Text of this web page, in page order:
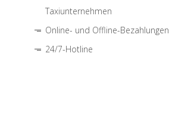
Taxiunternehmen
Online- und Offline-Bezahlungen
24/7-Hotline